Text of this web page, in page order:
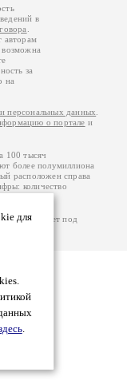
для
.
в
.
авторам
возможна
за
на
персональных данных.
о портале и
100 тысяч
более полумиллиона
расположен справа
количество
работает под